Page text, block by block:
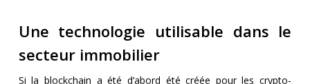
Une technologie utilisable dans le
secteur immobilier
Si la blockchain a été d’abord été créée pour les crypto-